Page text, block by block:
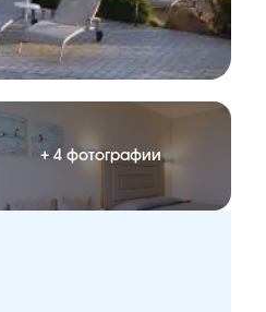
+ 4 фотографии